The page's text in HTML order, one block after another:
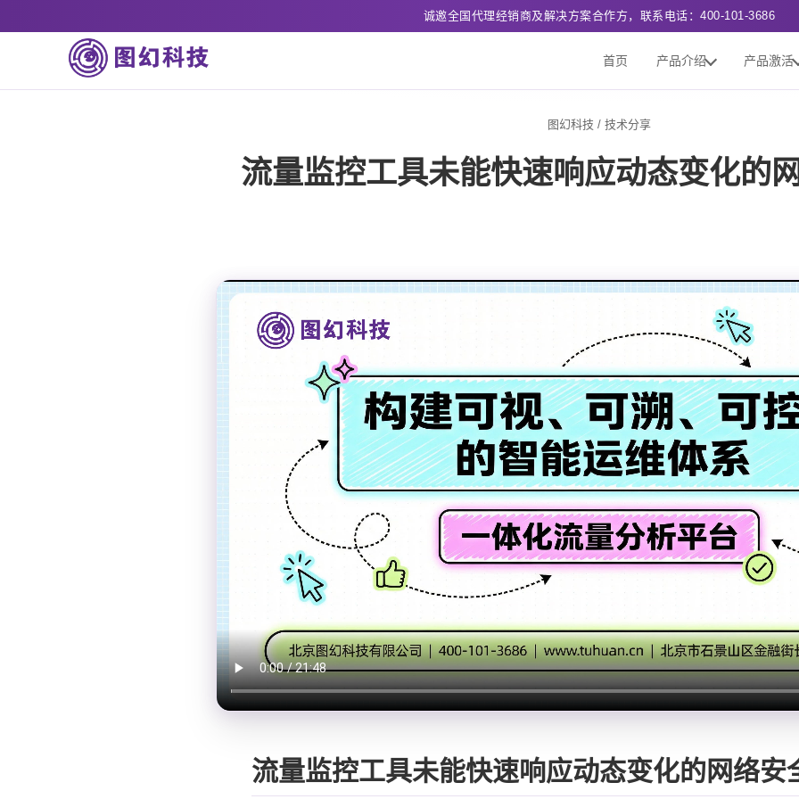
诚邀全国代理经销商及解决方案合作方，联系电话：400-101-3686
首页 产品介绍 产品激活
图幻科技 / 技术分享
流量监控工具未能快速响应动态变化的
流量监控工具未能快速响应动态变化的网络安